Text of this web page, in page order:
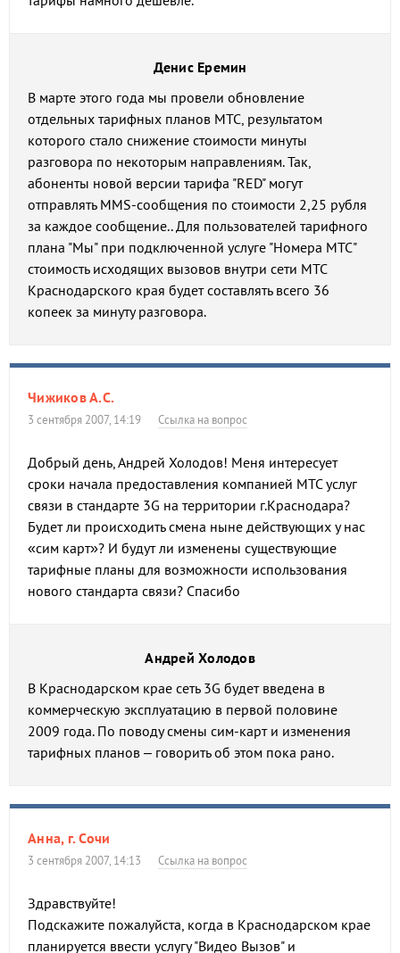
Денис Еремин
В марте этого года мы провели обновление
отдельных тарифных планов МТС, результатом
которого стало снижение стоимости минуты
разговора по некоторым направлениям. Так,
абоненты новой версии тарифа "RED" могут
отправлять MMS-сообщения по стоимости 2,25 рубля
за каждое сообщение.. Для пользователей тарифного
плана "Мы" при подключенной услуге "Номера МТС"
стоимость исходящих вызовов внутри сети МТС
Краснодарского края будет составлять всего 36
копеек за минуту разговора.
Чижиков А.С.
3 сентября 2007, 14:19 Ссылка на вопрос
Добрый день, Андрей Холодов! Меня интересует
сроки начала предоставления компанией МТС услуг
связи в стандарте 3G на территории г.Краснодара?
Будет ли происходить смена ныне действующих у нас
«сим карт»? И будут ли изменены существующие
тарифные планы для возможности использования
нового стандарта связи? Спасибо
Андрей Холодов
В Краснодарском крае сеть 3G будет введена в
коммерческую эксплуатацию в первой половине
2009 года. По поводу смены сим-карт и изменения
тарифных планов – говорить об этом пока рано.
Анна, г. Сочи
3 сентября 2007, 14:13 Ссылка на вопрос
Здравствуйте!
Подскажите пожалуйста, когда в Краснодарском крае
планируется ввести услугу "Видео Вызов" и